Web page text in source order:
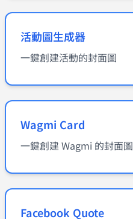
活動圖生成器
一鍵創建活動的封面圖
Wagmi Card
一鍵創建 Wagmi 的封面圖
Facebook Quote